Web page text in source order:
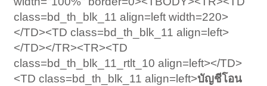
class=bd_th_blk_11 align=left width=220>
</TD><TD class=bd_th_blk_11 align=left>
</TD></TR><TR><TD
class=bd_th_blk_11_rtlt_10 align=left></TD>
<TD class=bd_th_blk_11 align=left>บัญชีโอน